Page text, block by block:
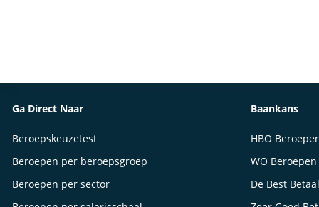
Ga Direct Naar
Beroepskeuzetest
Beroepen per beroepsgroep
Beroepen per sector
Baankans
HBO
WO Beroepen
De Best